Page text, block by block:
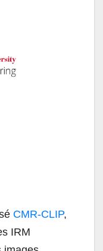
CMR-CLIP,
IRM